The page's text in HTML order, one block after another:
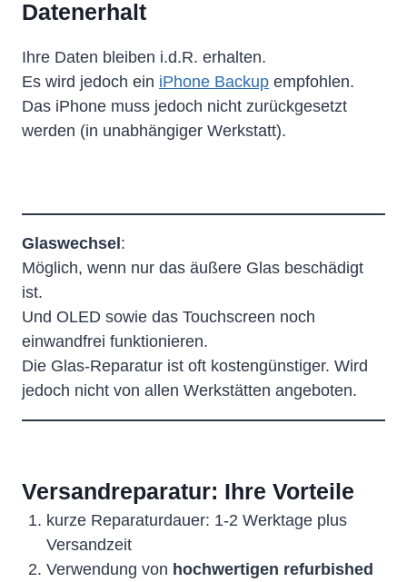
Datenerhalt
Ihre Daten bleiben i.d.R. erhalten.
Es wird jedoch ein iPhone Backup empfohlen.
Das iPhone muss jedoch nicht zurückgesetzt
werden (in unabhängiger Werkstatt).
Glaswechsel :
Möglich, wenn nur das äußere Glas beschädigt
ist.
Und OLED sowie das Touchscreen noch
einwandfrei funktionieren.
Die Glas-Reparatur ist oft kostengünstiger. Wird
jedoch nicht von allen Werkstätten angeboten.
Versandreparatur: Ihre Vorteile
kurze Reparaturdauer: 1-2 Werktage plus
Versandzeit
Verwendung von hochwertigen refurbished